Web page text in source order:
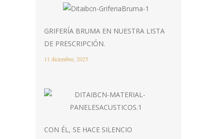
GRIFERÍA BRUMA EN NUESTRA LISTA
DE PRESCRIPCIÓN.
11 diciembre, 2025
CON ÉL, SE HACE SILENCIO